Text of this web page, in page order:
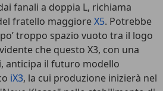
fanali a doppia L, richiama
fratello maggioreX5. Potrebbe
troppo spazio vuoto tra il logo
che questo X3, con una
anticipa il futuro modello
iX3, la cui produzione inizierà nel